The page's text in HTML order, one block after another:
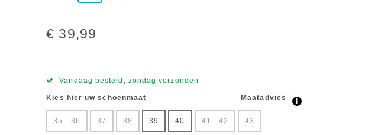
€ 39,99
Vandaag besteld, zondag verzonden
Kies hier uw schoenmaat Maatadvies i
35 - 36 37 38 39 40 41 - 42 43